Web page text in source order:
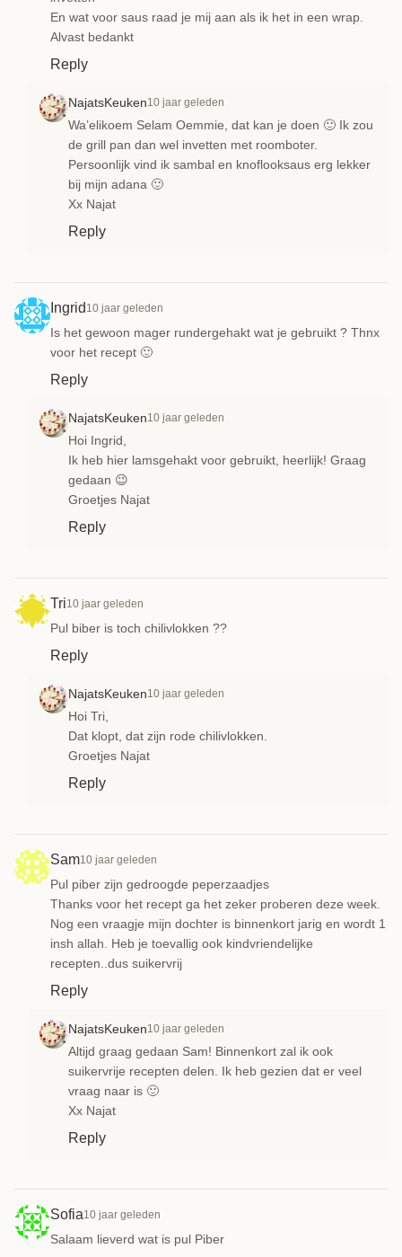
En wat voor saus raad je mij aan als ik het in een wrap.
Alvast bedankt
Reply
NajatsKeuken10 jaar geleden
Wa’elikoem Selam Oemmie, dat kan je doen 🙂 Ik zou
de grill pan dan wel invetten met roomboter.
Persoonlijk vind ik sambal en knoflooksaus erg lekker
bij mijn adana 🙂
Xx Najat
Reply
Ingrid 10 jaar geleden
Is het gewoon mager rundergehakt wat je gebruikt ? Thnx
voor het recept 🙂
Reply
NajatsKeuken10 jaar geleden
Hoi Ingrid,
Ik heb hier lamsgehakt voor gebruikt, heerlijk! Graag
gedaan 😉
Groetjes Najat
Reply
Tri10 jaar geleden
Pul biber is toch chilivlokken ??
Reply
NajatsKeuken10 jaar geleden
Hoi Tri,
Dat klopt, dat zijn rode chilivlokken.
Groetjes Najat
Reply
Sam10 jaar geleden
Pul piber zijn gedroogde peperzaadjes
Thanks voor het recept ga het zeker proberen deze week.
Nog een vraagje mijn dochter is binnenkort jarig en wordt 1
insh allah. Heb je toevallig ook kindvriendelijke
recepten..dus suikervrij
Reply
NajatsKeuken10 jaar geleden
Altijd graag gedaan Sam! Binnenkort zal ik ook
suikervrije recepten delen. Ik heb gezien dat er veel
vraag naar is 🙂
Xx Najat
Reply
Sofia10 jaar geleden
Salaam lieverd wat is pul Piber